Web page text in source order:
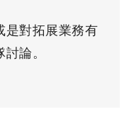
是對拓展業務有
論。